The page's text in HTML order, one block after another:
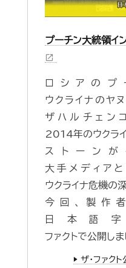
プーチン大統領イ
open_in_new
ロシアのプ
ウクライナのヤ
ザハルチェン
2014年のウクラ
ストーンが
大手メディアと
ウクライナ危機の
今回、製作
日本語
ファクトで公開しま
▶️ ザ・ファク